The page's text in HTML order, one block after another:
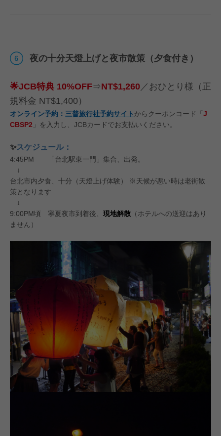
夜の十分天燈上げと夜市散策（夕食付き）
🌟JCB特典 10%OFF⇒NT$1,260 ／おひとり様（正
規料⾦ NT$1,400）
オンライン予約： 三普旅行社予約サイト からクーポンコード「J
CBSP2 」を入力し、JCBカードでお支払いください。
✨スケジュール：
4:45PM 「台北駅東一門」集合、出発。
↓
台北市内夕食、十分（天燈上げ体験） ※天候が悪い時は老街散
策となります
↓
9:00PM頃 寧夏夜市到着後、 現地解散 （ホテルへの送迎はあり
ません）